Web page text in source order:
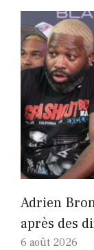
Adrien
après des
6 août 2026